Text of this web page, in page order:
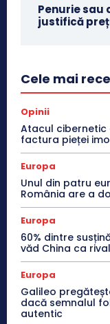
Penurie sau
justifică
Cele mai
Opinii
Atacul cibernetic
factura pieței
Europa
Unul din patru
România are a
Europa
60% dintre
văd China ca
Europa
Galileo
dacă semnalul
autentic